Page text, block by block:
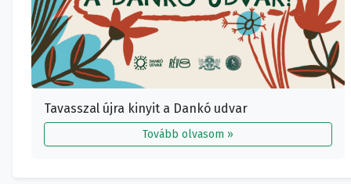
Tavasszal újra kinyit a Dankó udvar
Tovább olvasom »